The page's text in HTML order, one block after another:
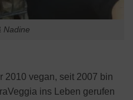
Nadine
2010 vegan, seit 2007 bin
ins Leben gerufen